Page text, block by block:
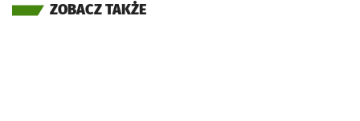
ZOBACZ TAKŻE